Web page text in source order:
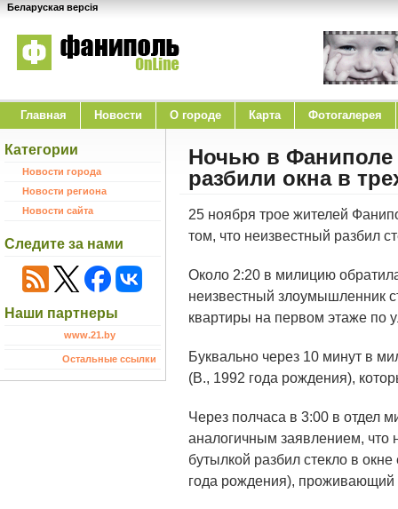
Беларуская версія
Главная Новости O городе Карта Фотогалерея
Категории
Новости города
Новости региона
Новости сайта
Следите за нами
Наши партнеры
www.21.by
Остальные ссылки
Ночью в Фаниполе
разбили окна в
25 ноября трое жителей
том, что неизвестный разбил
Около 2:20 в милицию
неизвестный злоумышленник
квартиры на первом этаже по
Буквально через 10 минут в
(В., 1992 года рождения),
Через полчаса в 3:00 в отдел
аналогичным заявлением, что
бутылкой разбил стекло в
года рождения),